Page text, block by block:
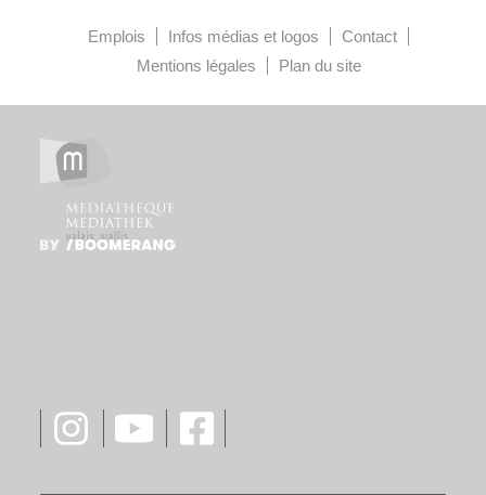
Emplois Infos médias et logos
Contact
Mentions légales
Plan du site